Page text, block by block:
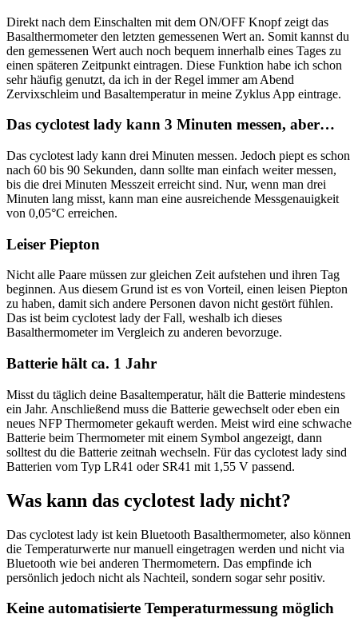
Direkt nach dem Einschalten mit dem ON/OFF Knopf zeigt das
Basalthermometer den letzten gemessenen Wert an. Somit kannst du
den gemessenen Wert auch noch bequem innerhalb eines Tages zu
einen späteren Zeitpunkt eintragen. Diese Funktion habe ich schon
sehr häufig genutzt, da ich in der Regel immer am Abend
Zervixschleim und Basaltemperatur in meine Zyklus App eintrage.
Das cyclotest lady kann 3 Minuten messen, aber…
Das cyclotest lady kann drei Minuten messen. Jedoch piept es schon
nach 60 bis 90 Sekunden, dann sollte man einfach weiter messen,
bis die drei Minuten Messzeit erreicht sind. Nur, wenn man drei
Minuten lang misst, kann man eine ausreichende Messgenauigkeit
von 0,05°C erreichen.
Leiser Piepton
Nicht alle Paare müssen zur gleichen Zeit aufstehen und ihren Tag
beginnen. Aus diesem Grund ist es von Vorteil, einen leisen Piepton
zu haben, damit sich andere Personen davon nicht gestört fühlen.
Das ist beim cyclotest lady der Fall, weshalb ich dieses
Basalthermometer im Vergleich zu anderen bevorzuge.
Batterie hält ca. 1 Jahr
Misst du täglich deine Basaltemperatur, hält die Batterie mindestens
ein Jahr. Anschließend muss die Batterie gewechselt oder eben ein
neues NFP Thermometer gekauft werden. Meist wird eine schwache
Batterie beim Thermometer mit einem Symbol angezeigt, dann
solltest du die Batterie zeitnah wechseln. Für das cyclotest lady sind
Batterien vom Typ LR41 oder SR41 mit 1,55 V passend.
Was kann das cyclotest lady nicht?
Das cyclotest lady ist kein Bluetooth Basalthermometer, also können
die Temperaturwerte nur manuell eingetragen werden und nicht via
Bluetooth wie bei anderen Thermometern. Das empfinde ich
persönlich jedoch nicht als Nachteil, sondern sogar sehr positiv.
Keine automatisierte Temperaturmessung möglich